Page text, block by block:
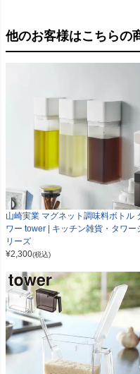
他のお客様はこちらの
山崎実業 マグネット調味料ボトル
ワー tower | キッチン雑貨・タワー
リーズ
¥2,300(税込)